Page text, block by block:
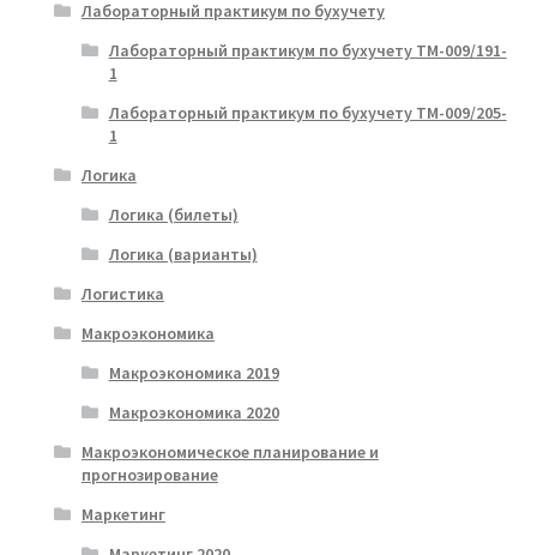
Лабораторный практикум по бухучету
Лабораторный практикум по бухучету ТМ-009/191-
1
Лабораторный практикум по бухучету ТМ-009/205-
1
Логика
Логика (билеты)
Логика (варианты)
Логистика
Макроэкономика
Макроэкономика 2019
Макроэкономика 2020
Макроэкономическое планирование и
прогнозирование
Маркетинг